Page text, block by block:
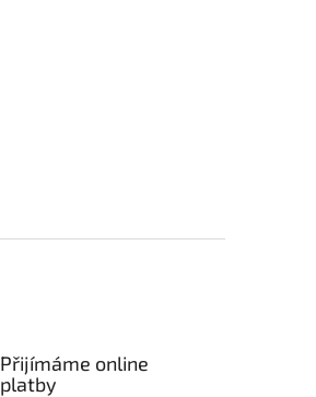
Přijímáme online
platby